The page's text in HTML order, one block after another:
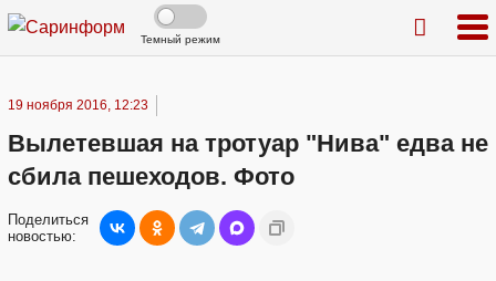
Темный режим
19 ноября 2016, 12:23
Вылетевшая на тротуар "Нива" едва не
сбила пешеходов. Фото
Поделиться
новостью: